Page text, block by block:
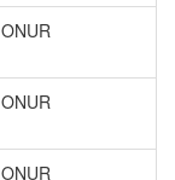
ONUR
ONUR
ONUR